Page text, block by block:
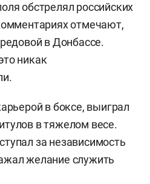
обстрелял российских
отмечают,
в Донбассе.
никак
в боксе, выиграл
в тяжелом весе.
за независимость
желание служить